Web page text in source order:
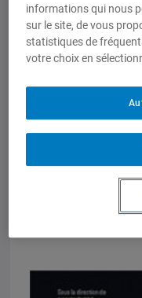
Achat en ligne
https://
THÈDE
POIRIER (dir.)
laboratoire du
Hubert C. de
préfacier.
Québec :
informations qui nous
sur le site, de vous
statistiques de
votre choix en